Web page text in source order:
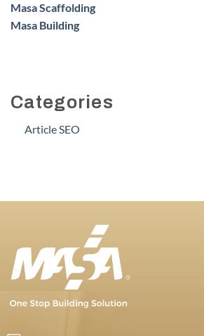
Masa Scaffolding
Masa Building
Categories
Article SEO